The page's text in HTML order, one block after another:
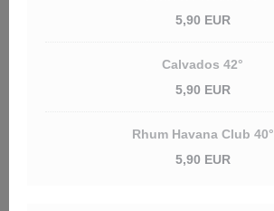
5,90 EUR
Calvados 42°
5,90 EUR
Rhum Havana Club 40°
5,90 EUR